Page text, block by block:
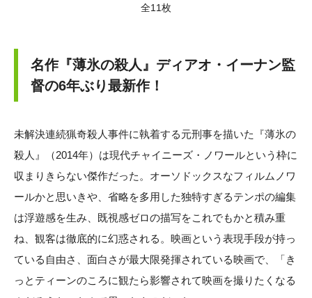
全11枚
名作『薄氷の殺人』ディアオ・イーナン監
督の6年ぶり最新作！
未解決連続猟奇殺人事件に執着する元刑事を描いた『薄氷の
殺人』（2014年）は現代チャイニーズ・ノワールという枠に
収まりきらない傑作だった。オーソドックスなフィルムノワ
ールかと思いきや、省略を多用した独特すぎるテンポの編集
は浮遊感を生み、既視感ゼロの描写をこれでもかと積み重
ね、観客は徹底的に幻惑される。映画という表現手段が持っ
ている自由さ、面白さが最大限発揮されている映画で、「き
っとティーンのころに観たら影響されて映画を撮りたくなる